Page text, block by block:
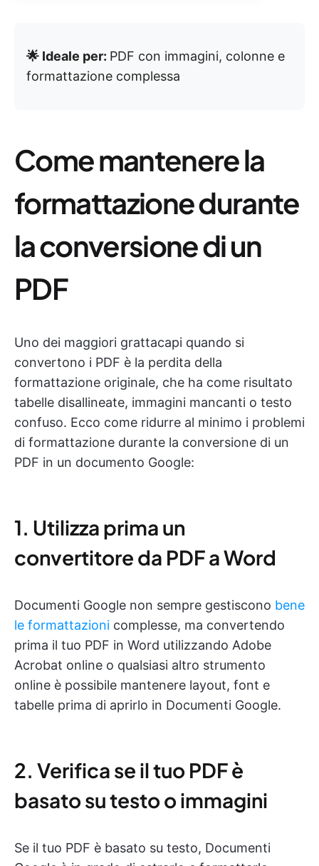
🌟 Ideale per: PDF con immagini, colonne e
formattazione complessa
Come mantenere la
formattazione durante
la conversione di un
PDF
Uno dei maggiori grattacapi quando si
convertono i PDF è la perdita della
formattazione originale, che ha come risultato
tabelle disallineate, immagini mancanti o testo
confuso. Ecco come ridurre al minimo i problemi
di formattazione durante la conversione di un
PDF in un documento Google:
1. Utilizza prima un
convertitore da PDF a Word
Documenti Google non sempre gestiscono bene
le formattazioni complesse, ma convertendo
prima il tuo PDF in Word utilizzando Adobe
Acrobat online o qualsiasi altro strumento
online è possibile mantenere layout, font e
tabelle prima di aprirlo in Documenti Google.
2. Verifica se il tuo PDF è
basato su testo o immagini
Se il tuo PDF è basato su testo, Documenti